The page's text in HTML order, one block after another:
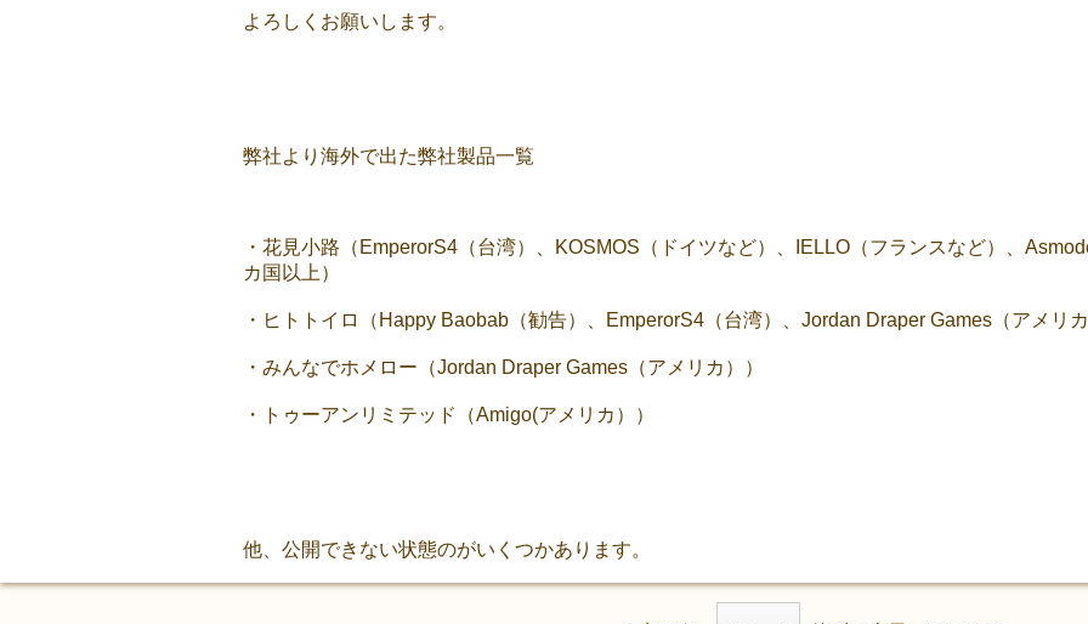
よろしくお願いします。
弊社より海外で出た弊社製品一覧
・花見小路（EmperorS4（台湾）、KOSMOS（ドイツなど）、IELLO（フランスなど）、
カ国以上）
・ヒトトイロ（Happy Baobab（勧告）、EmperorS4（台湾）、Jordan Draper Games（アメリカ
・みんなでホメロー（Jordan Draper Games（アメリカ））
・トゥーアンリミテッド（Amigo(アメリカ））
他、公開できない状態のがいくつかあります。